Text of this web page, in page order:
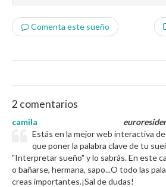
Comenta este sueño
2 comentarios
camila
Estás en la mejor web interactiva
que poner la palabra clave de tu
"Interpretar sueño" y lo sabrás. En este
o bañarse, hermana, sapo...O todo las
creas importantes.¡Sal de dudas!